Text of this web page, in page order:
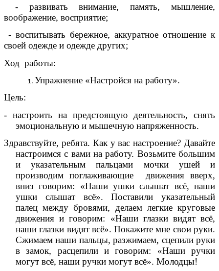
- развивать внимание, память, мышление,
воображение, восприятие;
- воспитывать бережное, аккуратное отношение к
своей одежде и одежде других;
Ход работы:
Упражнение «Настройся на работу».
Цель:
- настроить на предстоящую деятельность, снять
эмоциональную и мышечную напряженность.
Здравствуйте, ребята. Как у вас настроение? Давайте
настроимся с вами на работу. Возьмите большим
и указательным пальцами мочки ушей и
производим поглаживающие движения вверх,
вниз говорим: «Наши ушки слышат всё, наши
ушки слышат всё». Поставили указательный
палец между бровями, делаем легкие круговые
движения и говорим: «Наши глазки видят всё,
наши глазки видят всё». Покажите мне свои руки.
Сжимаем наши пальцы, разжимаем, сцепили руки
в замок, расцепили и говорим: «Наши ручки
могут всё, наши ручки могут всё». Молодцы!